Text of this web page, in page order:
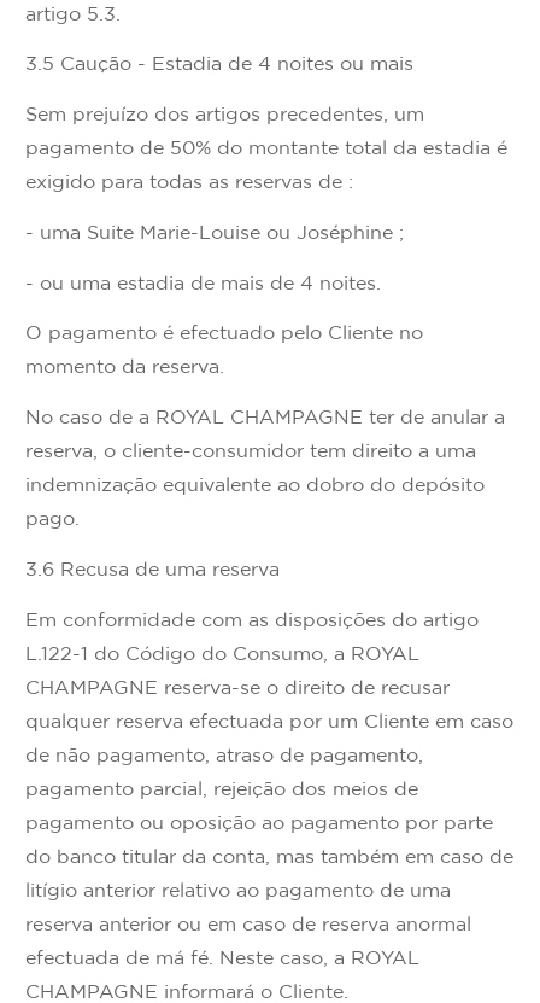
artigo 5.3.
3.5 Caução - Estadia de 4 noites ou mais
Sem prejuízo dos artigos precedentes, um
pagamento de 50% do montante total da estadia é
exigido para todas as reservas de :
- uma Suite Marie-Louise ou Joséphine ;
- ou uma estadia de mais de 4 noites.
O pagamento é efectuado pelo Cliente no
momento da reserva.
No caso de a ROYAL CHAMPAGNE ter de anular a
reserva, o cliente-consumidor tem direito a uma
indemnização equivalente ao dobro do depósito
pago.
3.6 Recusa de uma reserva
Em conformidade com as disposições do artigo
L.122-1 do Código do Consumo, a ROYAL
CHAMPAGNE reserva-se o direito de recusar
qualquer reserva efectuada por um Cliente em caso
de não pagamento, atraso de pagamento,
pagamento parcial, rejeição dos meios de
pagamento ou oposição ao pagamento por parte
do banco titular da conta, mas também em caso de
litígio anterior relativo ao pagamento de uma
reserva anterior ou em caso de reserva anormal
efectuada de má fé. Neste caso, a ROYAL
CHAMPAGNE informará o Cliente.